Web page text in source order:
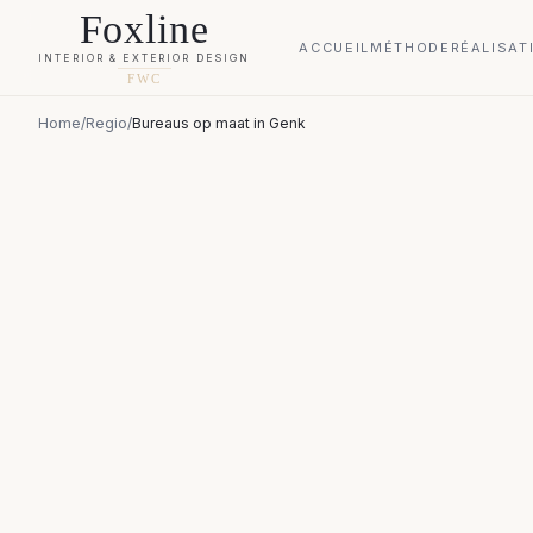
Foxline
INTERIOR & EXTERIOR DESIGN
FWC
ACCUEIL MÉTHODE
Home/Regio/Bureaus op maat in Genk